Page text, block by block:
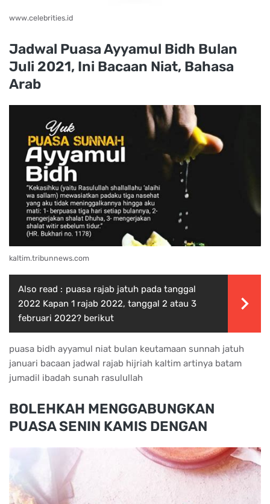
www.celebrities.id
Jadwal Puasa Ayyamul Bidh Bulan
Juli 2021, Ini Bacaan Niat, Bahasa
Arab
kaltim.tribunnews.com
Also read : puasa rajab jatuh pada tanggal
2022 Kapan 1 rajab 2022, tanggal 2 atau 3
februari 2022? berikut
puasa bidh ayyamul niat bulan keutamaan sunnah jatuh
januari bacaan jadwal rajab hijriah kaltim artinya batam
jumadil ibadah sunah rasulullah
BOLEHKAH MENGGABUNGKAN
PUASA SENIN KAMIS DENGAN